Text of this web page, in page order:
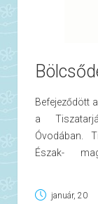
kulturális
jellemzőit,
műsorával a
rotyogtak az
melyeknek
a helyieket.
Befejeződött
a
Óvodában.
Észak-
január, 20